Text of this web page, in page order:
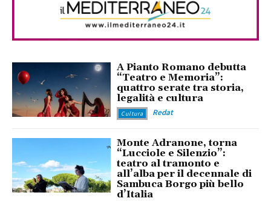
A Pianto Romano debutta
“Teatro e Memoria”:
quattro serate tra storia,
legalità e cultura
Cultura Redat
Monte Adranone, torna
“Lucciole e Silenzio”:
teatro al tramonto e
all’alba per il decennale di
Sambuca Borgo più bello
d’Italia